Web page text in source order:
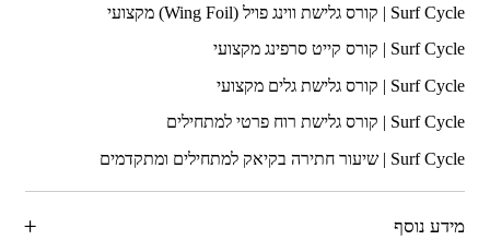
מידע נוסף